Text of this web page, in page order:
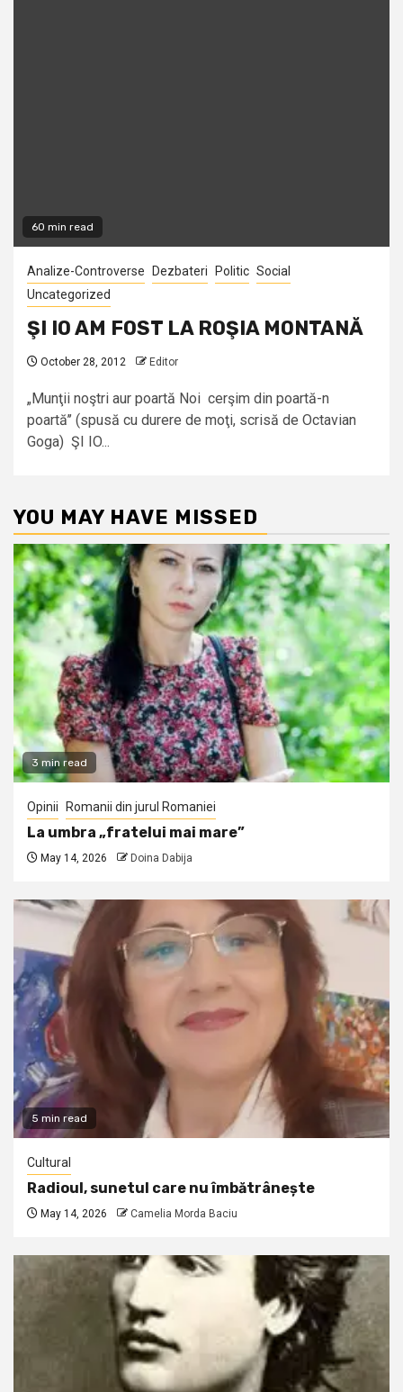
60 min read
Analize-Controverse Dezbateri Politic Social
Uncategorized
ŞI IO AM FOST LA ROŞIA MONTANĂ
October 28, 2012 Editor
„Munţii noştri aur poartă Noi cerşim din poartă-n
poartă’’ (spusă cu durere de moţi, scrisă de Octavian
Goga) ŞI IO...
YOU MAY HAVE MISSED
3 min read
Opinii Romanii din jurul Romaniei
La umbra „fratelui mai mare”
May 14, 2026 Doina Dabija
5 min read
Cultural
Radioul, sunetul care nu îmbătrânește
May 14, 2026 Camelia Morda Baciu